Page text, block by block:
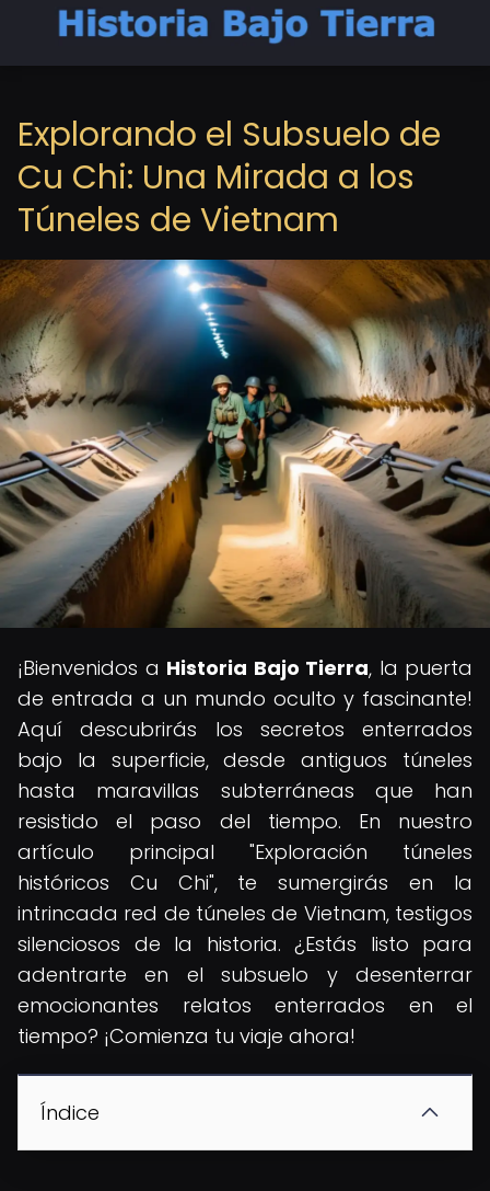
Explorando el Subsuelo de
Cu Chi: Una Mirada a los
Túneles de Vietnam
¡Bienvenidos a Historia Bajo Tierra, la puerta
de entrada a un mundo oculto y fascinante!
Aquí descubrirás los secretos enterrados
bajo la superficie, desde antiguos túneles
hasta maravillas subterráneas que han
resistido el paso del tiempo. En nuestro
artículo principal "Exploración túneles
históricos Cu Chi", te sumergirás en la
intrincada red de túneles de Vietnam, testigos
silenciosos de la historia. ¿Estás listo para
adentrarte en el subsuelo y desenterrar
emocionantes relatos enterrados en el
tiempo? ¡Comienza tu viaje ahora!
Índice